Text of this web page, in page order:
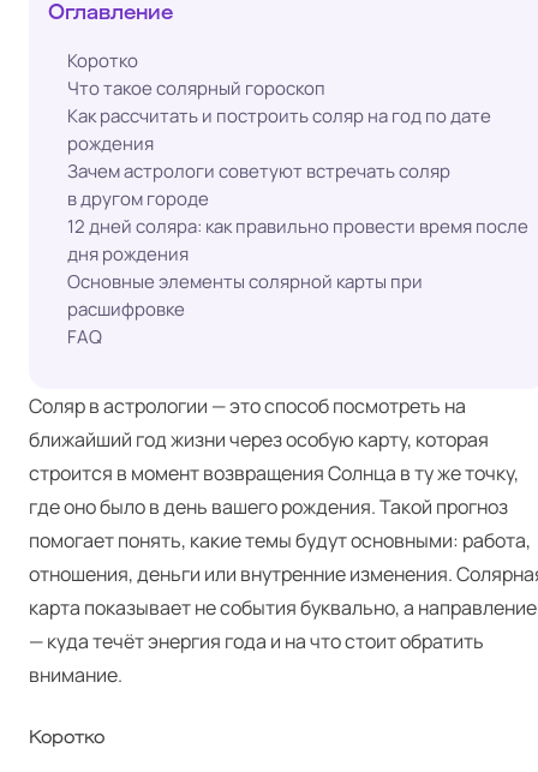
Оглавление
Коротко
Что такое солярный гороскоп
Как рассчитать и построить соляр на год по дате
рождения
Зачем астрологи советуют встречать соляр
в другом городе
12 дней соляра: как правильно провести время после
дня рождения
Основные элементы солярной карты при
расшифровке
FAQ
Соляр в астрологии — это способ посмотреть на
ближайший год жизни через особую карту, которая
строится в момент возвращения Солнца в ту же точку,
где оно было в день вашего рождения. Такой прогноз
помогает понять, какие темы будут основными: работа,
отношения, деньги или внутренние изменения.
карта показывает не события буквально, а направление
— куда течёт энергия года и на что стоит обратить
внимание.
Коротко